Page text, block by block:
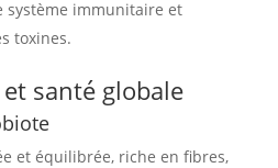
système immunitaire et
toxines.
santé globale
et équilibrée, riche en fibres,